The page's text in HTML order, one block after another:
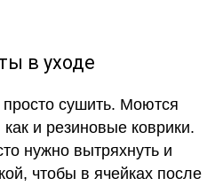
в уходе
сушить. Моются
и резиновые коврики.
нужно вытряхнуть и
чтобы в ячейках после